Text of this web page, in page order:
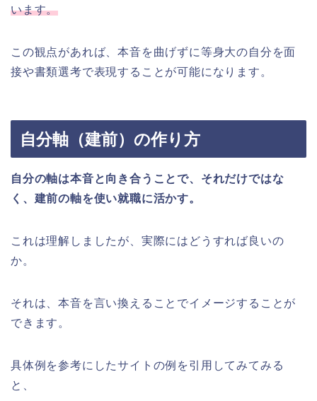
います。
この観点があれば、本音を曲げずに等身大の自分を面
接や書類選考で表現することが可能になります。
自分軸（建前）の作り方
自分の軸は本音と向き合うことで、それだけではな
く、建前の軸を使い就職に活かす。
これは理解しましたが、実際にはどうすれば良いの
か。
それは、本音を言い換えることでイメージすることが
できます。
具体例を参考にしたサイトの例を引用してみてみる
と、